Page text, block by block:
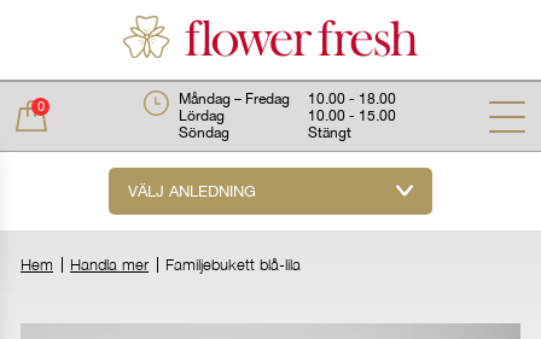
0 Måndag – Fredag
10.00 - 18.00
Lördag
10.00 - 15.00
Söndag
Stängt
VÄLJ ANLEDNING
0 kr
Hem Handla mer Familjebukett blå-lila